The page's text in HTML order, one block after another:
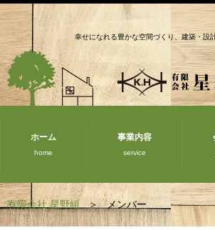
幸せになれる豊かな空間づくり、建築・設
ホーム
home
事業内容
service
有限会社 星野組 メンバー